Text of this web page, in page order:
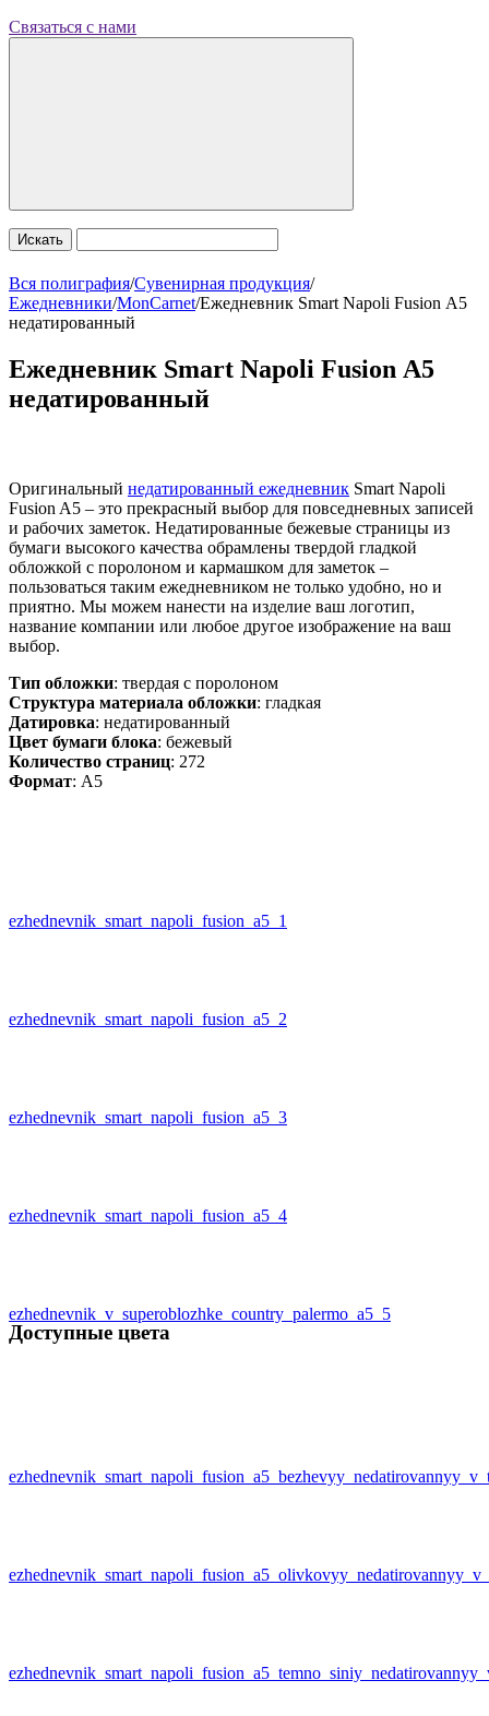
Связаться с нами
Искать
Вся полиграфия/Сувенирная продукция/
Ежедневники/MonCarnet/Ежедневник Smart Napoli Fusion А5
недатированный
Ежедневник Smart Napoli Fusion А5
недатированный
Оригинальный недатированный ежедневник Smart Napoli
Fusion A5 – это прекрасный выбор для повседневных записей
и рабочих заметок. Недатированные бежевые страницы из
бумаги высокого качества обрамлены твердой гладкой
обложкой с поролоном и кармашком для заметок –
пользоваться таким ежедневником не только удобно, но и
приятно. Мы можем нанести на изделие ваш логотип,
название компании или любое другое изображение на ваш
выбор.
Тип обложки: твердая с поролоном
Структура материала обложки: гладкая
Датировка: недатированный
Цвет бумаги блока: бежевый
Количество страниц: 272
Формат: А5
ezhednevnik_smart_napoli_fusion_a5_1
ezhednevnik_smart_napoli_fusion_a5_2
ezhednevnik_smart_napoli_fusion_a5_3
ezhednevnik_smart_napoli_fusion_a5_4
ezhednevnik_v_superoblozhke_country_palermo_a5_5
Доступные цвета